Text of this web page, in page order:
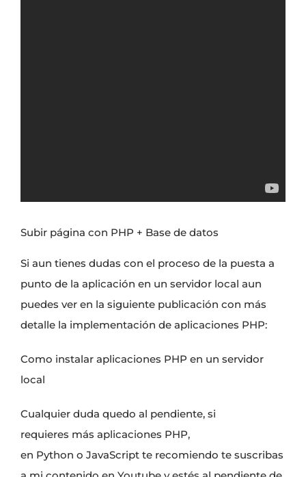
Subir página con PHP + Base de datos
Si aun tienes dudas con el proceso de la puesta a
punto de la aplicación en un servidor local aun
puedes ver en la siguiente publicación con más
detalle la implementación de aplicaciones PHP:
Como instalar aplicaciones PHP en un servidor
local
Cualquier duda quedo al pendiente, si
requieres más aplicaciones PHP,
en Python o JavaScript te recomiendo te suscribas